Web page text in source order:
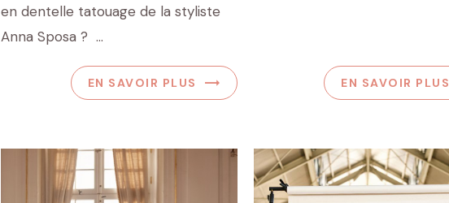
en dentelle tatouage de la styliste
Anna Sposa ? ...
EN SAVOIR PLUS EN SAVOIR